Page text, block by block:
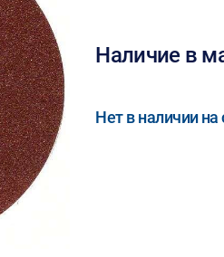
Наличие в
Нет в наличии на